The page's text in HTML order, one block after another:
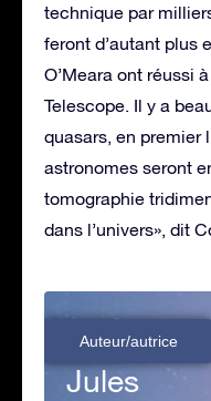
technique par
feront d’autant plus
O’Meara ont réussi
Telescope. Il y a
quasars, en premier
astronomes seront
tomographie
dans l’univers», dit
Auteur/autrice
Jules